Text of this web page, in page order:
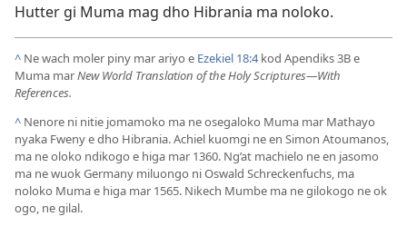
Hutter gi Muma mag dho Hibrania ma noloko.
^ Ne wach moler piny mar ariyo e Ezekiel 18:4kod Apendiks 3B e
Muma marNew World Translation of the Holy Scriptures​—With
References.
^ Nenore ni nitie jomamoko ma ne osegaloko Muma mar Mathayo
nyaka Fweny e dho Hibrania. Achiel kuomgi ne en Simon Atoumanos,
ma ne oloko ndikogo e higa mar 1360. Ng’at machielo ne en jasomo
ma ne wuok Germany miluongo ni Oswald Schreckenfuchs, ma
noloko Muma e higa mar 1565. Nikech Mumbe ma ne gilokogo ne ok
ogo, ne gilal.